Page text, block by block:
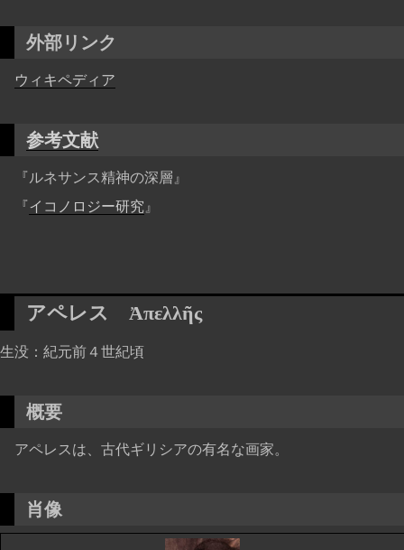
外部リンク
ウィキペディア
参考文献
『ルネサンス精神の深層』
『イコノロジー研究 』
アペレス Ἀπελλῆς
生没 紀元前４世紀頃
概要
アペレスは、古代ギリシアの有名な画家。
肖像